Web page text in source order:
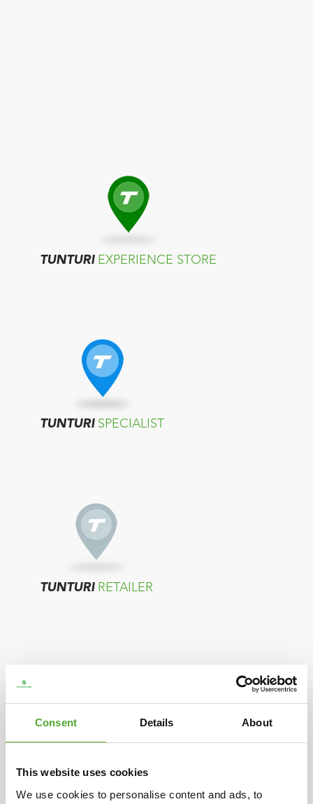
Consent Details About
This website uses cookies
We use cookies to personalise content and ads, to
TUNTURI EXPERIENCE STORE
TUNTURISPECIALIST
TUNTURIRETAILER
Als in uw land geen verkopers worden